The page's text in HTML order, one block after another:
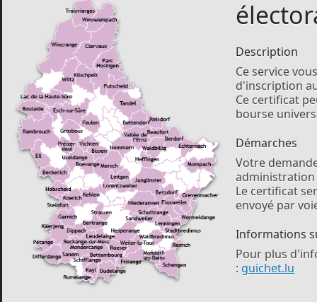
Description
Ce service
d'inscription
Ce certificat
bourse
Démarches
Votre
Le certificat
envoyé par
Informations
Pour plus
: guichet.lu